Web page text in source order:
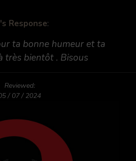
Response:
ta bonne humeur et ta
très bientôt . Bisous
Reviewed:
/ 07 / 2024